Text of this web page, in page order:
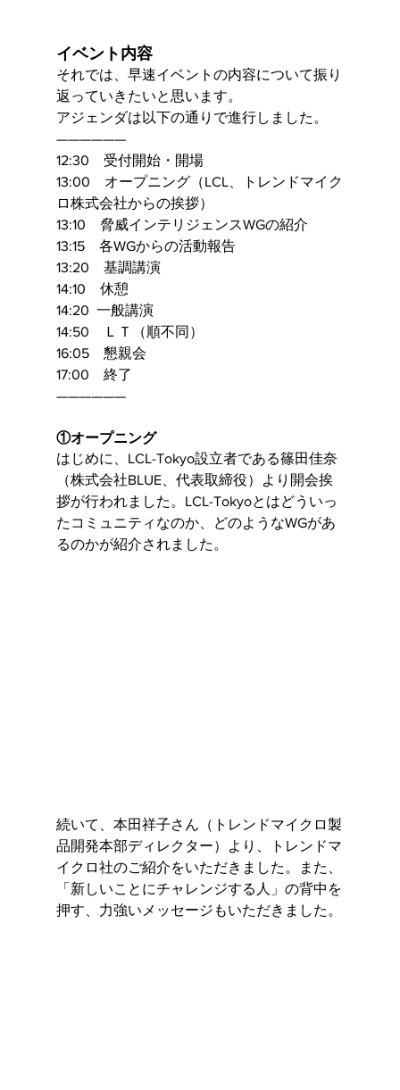
イベント内容
それでは、早速イベントの内容について振り
返っていきたいと思います。
アジェンダは以下の通りで進行しました。
——————
12:30　受付開始・開場
13:00　オープニング（LCL、トレンドマイク
ロ株式会社からの挨拶）
13:10　脅威インテリジェンスWGの紹介
13:15　各WGからの活動報告
13:20　基調講演
14:10　休憩
14:20  一般講演
14:50　ＬＴ（順不同）
16:05　懇親会
17:00　終了
——————
①オープニング
はじめに、LCL-Tokyo設立者である篠田佳奈
（株式会社BLUE、代表取締役）より開会挨
拶が行われました。LCL-Tokyoとはどういっ
たコミュニティなのか、どのようなWGがあ
るのかが紹介されました。
続いて、本田祥子さん（トレンドマイクロ製
品開発本部ディレクター）より、トレンドマ
イクロ社のご紹介をいただきました。また、
「新しいことにチャレンジする人」の背中を
押す、力強いメッセージもいただきました。